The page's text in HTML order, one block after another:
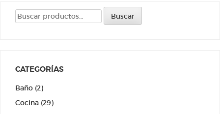
Buscar
por:
Buscar
CATEGORÍAS
Baño (2)
Cocina (29)